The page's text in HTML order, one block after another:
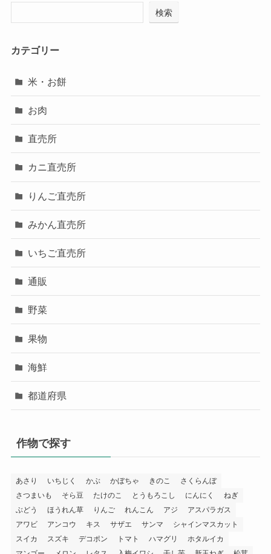
検索
カテゴリー
米・お餅
お肉
直売所
カニ直売所
りんご直売所
みかん直売所
いちご直売所
通販
野菜
果物
海鮮
都道府県
作物で探す
あさり いちじく かぶ かぼちゃ きのこ
さくらんぼ
さつまいも
そら豆 たけのこ とうもろこし にんにく
ねぎ
ぶどう
ほうれん草 りんご れんこん アジ
アスパラガス
アワビ
アンコウ キス サザエ サンマ
シャインマスカット
スイカ
スズキ デコポン トマト ハマグリ
ホタルイカ